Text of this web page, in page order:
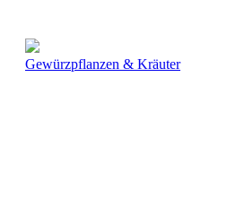
Gewürzpflanzen & Kräuter